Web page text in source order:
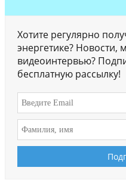
Хотите регулярно
энергетике? Новости,
видеоинтервью?
бесплатную рассылку!